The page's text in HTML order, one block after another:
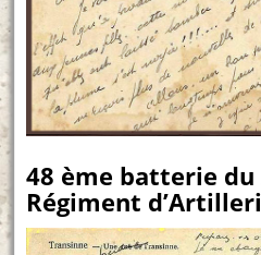
48 ème batterie du
Régiment